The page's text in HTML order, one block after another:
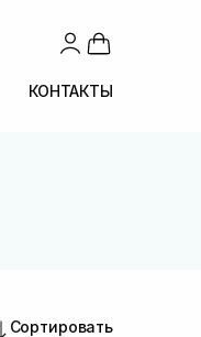
КОНТАКТЫ
Сортировать